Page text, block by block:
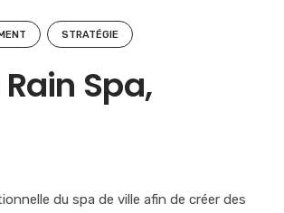
STRATÉGIE
Spa,
du spa de ville afin de créer des